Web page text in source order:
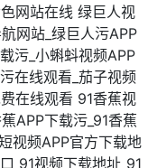
网站在线 绿巨人视
网站_绿巨人污APP
污_小蝌蚪视频APP
在线观看_茄子视频
在线观看 91香蕉视
APP下载污_91香蕉
视频APP官方下载地
91视频下载地址_91